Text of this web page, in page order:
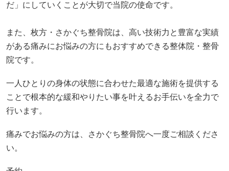
一人ひとりの身体の状態に合わせた最適な施術を提供する
行います。
痛みでお悩みの方は、さかぐち整骨院へ一度ご相談くださ
予約
↓クリックしてください
https://sakaguchi-seikotsuin.com/contact